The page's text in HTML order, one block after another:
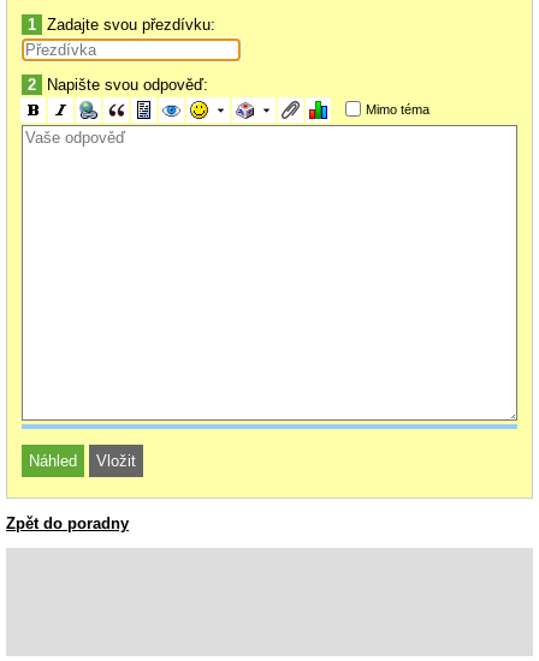
1 Zadajte svou přezdívku:
2 Napište svou odpověď:
Mimo téma
Zpět do poradny